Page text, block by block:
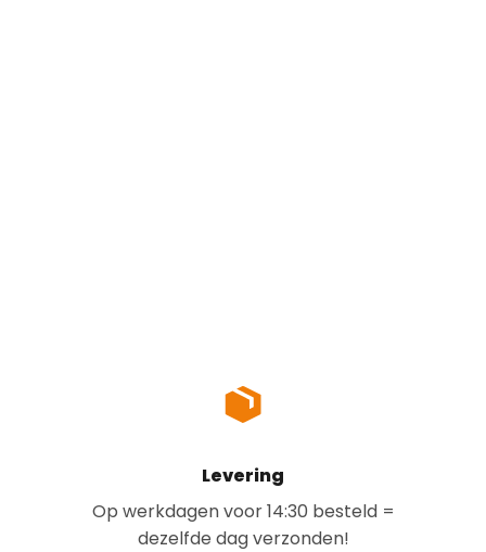
Levering
Op werkdagen voor 14:30 besteld =
dezelfde dag verzonden!